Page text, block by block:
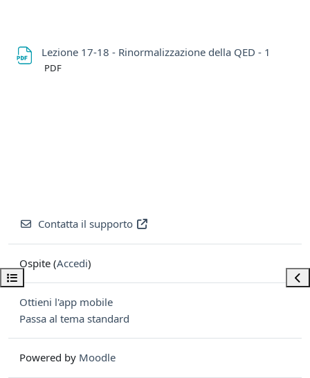
Apri indice del corso
Lezione 17-18 - Rinormalizzazione della QED - 1
PDF
Contatta il supporto
Ospite (Accedi)
Ottieni l'app mobile
Passa al tema standard
Powered by Moodle